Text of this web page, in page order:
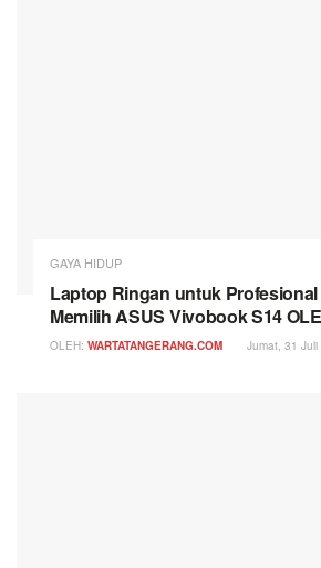
GAYA HIDUP
Laptop Ringan untuk
Memilih ASUS Vivobook S14
OLEH: WARTATANGERANG.COM Jumat, 31